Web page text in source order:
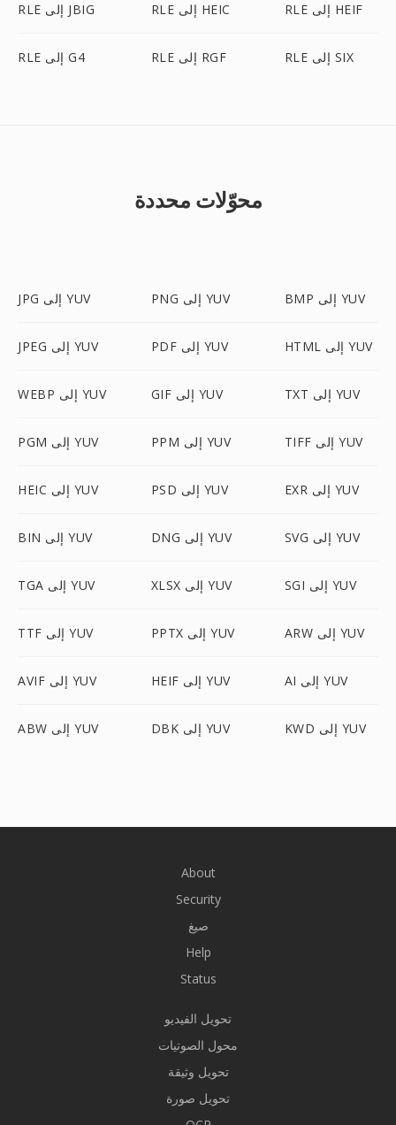
RLE إلى JBIG RLE إلى HEIC RLE إلى HEIF
RLE إلى G4 RLE إلى RGF RLE إلى SIX
محوّلات محددة
JPG إلى YUV PNG إلى YUV BMP إلى YUV
JPEG إلى YUV PDF إلى YUV HTML إلى YUV
WEBP إلى YUV GIF إلى YUV TXT إلى YUV
PGM إلى YUV PPM إلى YUV TIFF إلى YUV
HEIC إلى YUV PSD إلى YUV EXR إلى YUV
BIN إلى YUV DNG إلى YUV SVG إلى YUV
TGA إلى YUV XLSX إلى YUV SGI إلى YUV
TTF إلى YUV PPTX إلى YUV ARW إلى YUV
AVIF إلى YUV HEIF إلى YUV AI إلى YUV
ABW إلى YUV DBK إلى YUV KWD إلى YUV
About
Security
صيغ
Help
Status
تحويل الفيديو
محول الصوتيات
تحويل وثيقة
تحويل صورة